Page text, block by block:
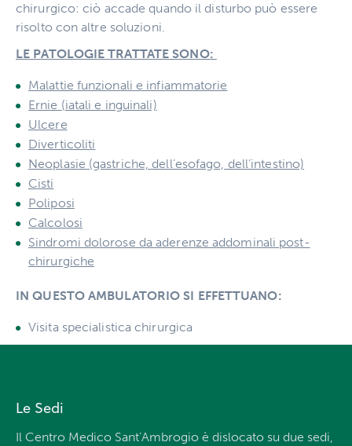
chirurgico: ciò accade quando il disturbo può essere
risolto con altre soluzioni.
LE PATOLOGIE TRATTATE SONO:
Malattie funzionali e infiammatorie
Ernie (iatali e inguinali)
Ulcere
Diverticoliti
Neoplasie (gastriche, dell’esofago, dell’intestino)
Cisti
Poliposi
Calcolosi
Sindromi dolorose da aderenze addominali post-
chirurgiche
IN QUESTO AMBULATORIO SI EFFETTUANO:
Visita specialistica chirurgica
Le Sedi
Il Centro Medico Sant’Ambrogio è dislocato su due sedi,